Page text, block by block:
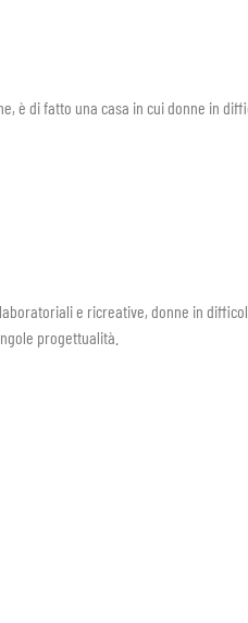
è di fatto una casa in cui donne in
e ricreative, donne in
progettualità.